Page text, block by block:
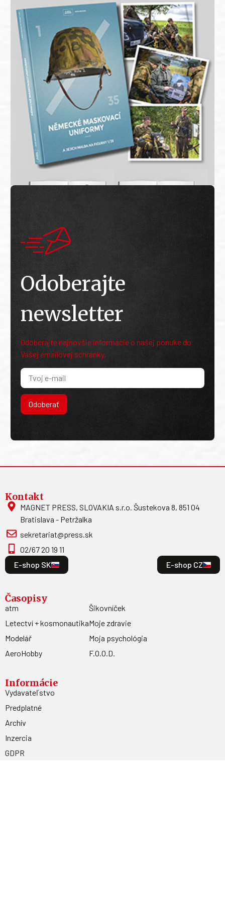
Odoberajte
newsletter
Odoberajte najnovšie informácie o našej ponuke do
Vašej emailovej schránky.
Odoberať
Kontakt
MAGNET PRESS, SLOVAKIA s.r.o. Šustekova 8, 851 04
Bratislava - Petržalka
sekretariat@press.sk
02/67 20 19 11
E-shop SK
E-shop CZ
Časopisy
atm
Letectví + kosmonautika
Modelář
AeroHobby
Šikovníček
Moje zdravie
Moja psychológia
F.O.O.D.
Informácie
Vydavateľstvo
Predplatné
Archív
Inzercia
GDPR